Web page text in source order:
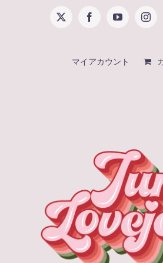
X FacebookYouTube
マイアカウント